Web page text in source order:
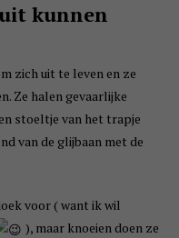
kunnen
zich uit te leven en ze
Ze halen gevaarlijke
stoeltje van het trapje
van de glijbaan met de
voor ( want ik wil
), maar knoeien doen ze